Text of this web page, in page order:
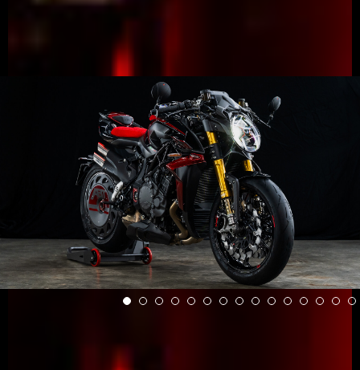
View now →